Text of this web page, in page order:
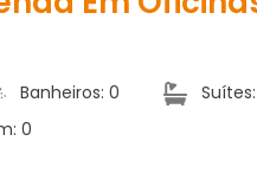
Banheiros: 0
0